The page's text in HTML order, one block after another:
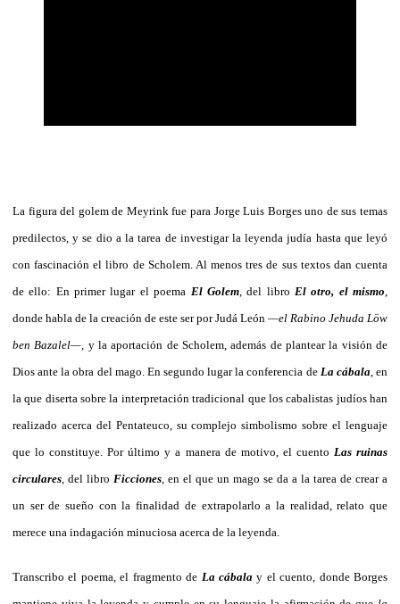
La figura del golem de Meyrink fue para Jorge Luis Borges uno de sus temas
predilectos, y se dio a la tarea de investigar la leyenda judía hasta que leyó
con fascinación el libro de Scholem. Al menos tres de sus textos dan cuenta
de ello: En primer lugar el poema El Golem, del libro El otro, el mismo,
donde habla de la creación de este ser por Judá León —el Rabino Jehuda Löw
ben Bazalel—, y la aportación de Scholem, además de plantear la visión de
Dios ante la obra del mago. En segundo lugar la conferencia de La cábala, en
la que diserta sobre la interpretación tradicional que los cabalistas judíos han
realizado acerca del Pentateuco, su complejo simbolismo sobre el lenguaje
que lo constituye. Por último y a manera de motivo, el cuento Las ruinas
circulares, del libro Ficciones, en el que un mago se da a la tarea de crear a
un ser de sueño con la finalidad de extrapolarlo a la realidad, relato que
merece una indagación minuciosa acerca de la leyenda.
Transcribo el poema, el fragmento de La cábalay el cuento, donde Borges